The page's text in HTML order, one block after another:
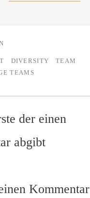
DIVERSITY
TEAM
TEAMS
der einen
abgibt
Kommentar